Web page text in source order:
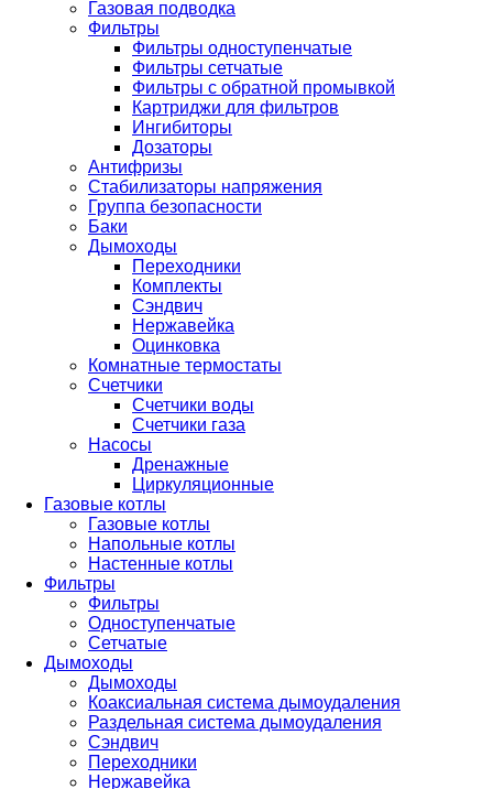
Газовая подводка
Фильтры
Фильтры одноступенчатые
Фильтры сетчатые
Фильтры с обратной промывкой
Картриджи для фильтров
Ингибиторы
Дозаторы
Антифризы
Стабилизаторы напряжения
Группа безопасности
Баки
Дымоходы
Переходники
Комплекты
Сэндвич
Нержавейка
Оцинковка
Комнатные термостаты
Счетчики
Счетчики воды
Счетчики газа
Насосы
Дренажные
Циркуляционные
Газовые котлы
Газовые котлы
Напольные котлы
Настенные котлы
Фильтры
Фильтры
Одноступенчатые
Сетчатые
Дымоходы
Дымоходы
Коаксиальная система дымоудаления
Раздельная система дымоудаления
Сэндвич
Переходники
Нержавейка